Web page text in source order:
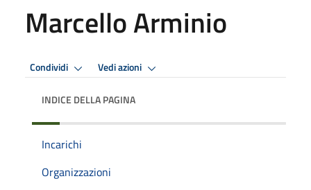
Marcello Arminio
Condividi Vedi azioni
INDICE DELLA PAGINA
Incarichi
Organizzazioni